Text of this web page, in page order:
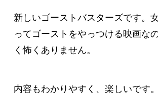
新しいゴーストバスターズです。
ってゴーストをやっつける映画な
く怖くありません。
内容もわかりやすく、楽しいです。